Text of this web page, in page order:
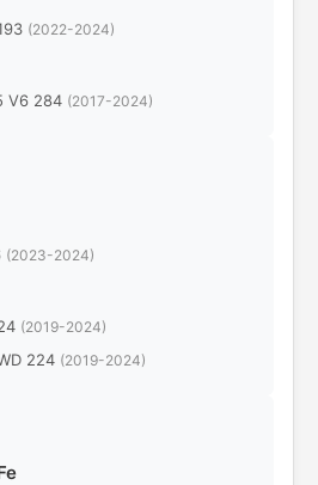
(2022-2024)
V6 284 (2017-2024)
(2023-2024)
(2019-2024)
224 (2019-2024)